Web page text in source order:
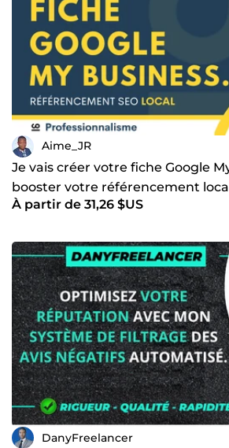
Aime_JR
Je vais créer votre fiche Google
booster votre référencement
À partir de 31,26 $US
DanyFreelancer